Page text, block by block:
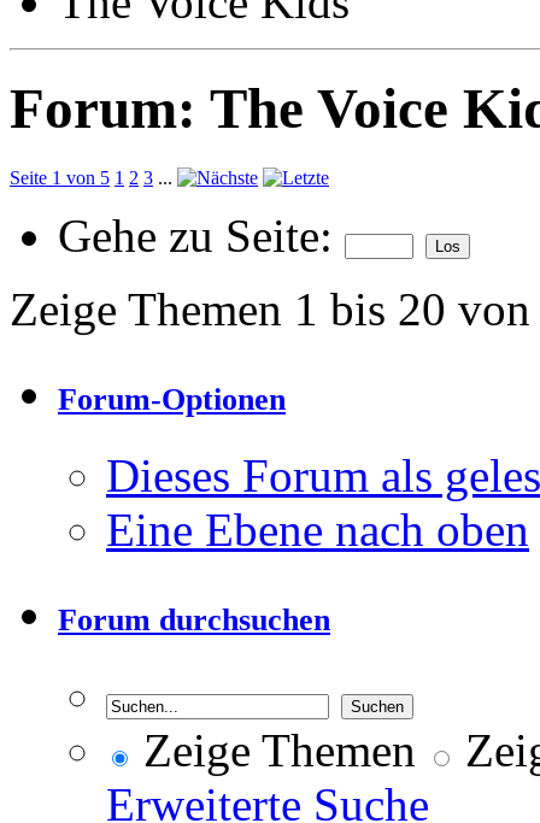
Forum: The Voice
Seite 1 von 5 1 2 3 ...
Gehe zu Seite:
Zeige Themen 1 bis 20
Forum-Optionen
Dieses Forum als
Eine Ebene nach oben
Forum durchsuchen
Zeige Themen
Erweiterte Suche